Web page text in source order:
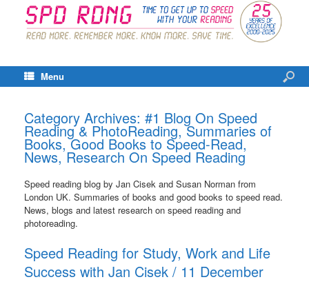
Menu
Category Archives: #1 Blog On Speed
Reading & PhotoReading, Summaries of
Books, Good Books to Speed-Read,
News, Research On Speed Reading
Speed reading blog by Jan Cisek and Susan Norman from
London UK. Summaries of books and good books to speed read.
News, blogs and latest research on speed reading and
photoreading.
Speed Reading for Study, Work and Life
Success with Jan Cisek / 11 December